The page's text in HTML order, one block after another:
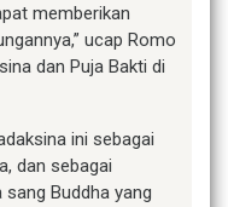
memberikan
ucap Romo
dan Puja Bakti di
ini sebagai
dan sebagai
Buddha yang